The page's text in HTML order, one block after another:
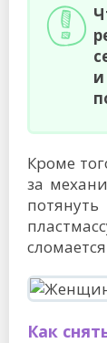
Кроме
за
Как